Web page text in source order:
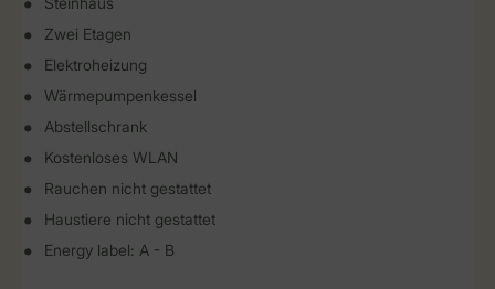
Zwei Etagen
Elektroheizung
Wärmepumpenkessel
Abstellschrank
Kostenloses WLAN
Rauchen nicht gestattet
Haustiere nicht gestattet
Energy label: A - B